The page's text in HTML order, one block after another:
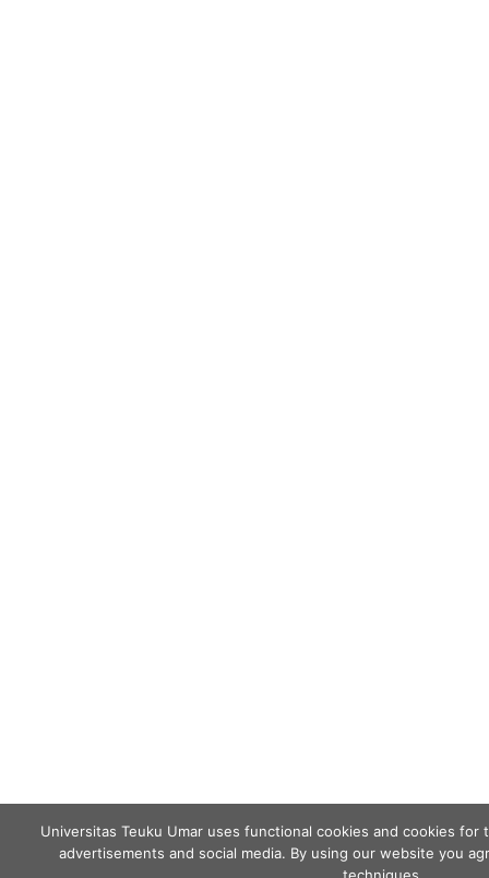
Universitas Teuku Umar uses functional cookies and cookies
advertisements and social media. By using our website you